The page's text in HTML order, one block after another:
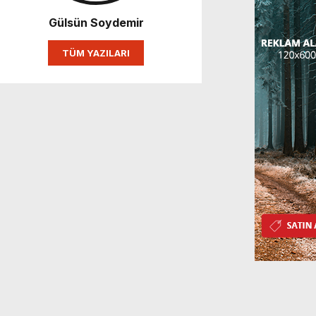
Gülsün Soydemir
TÜM YAZILARI